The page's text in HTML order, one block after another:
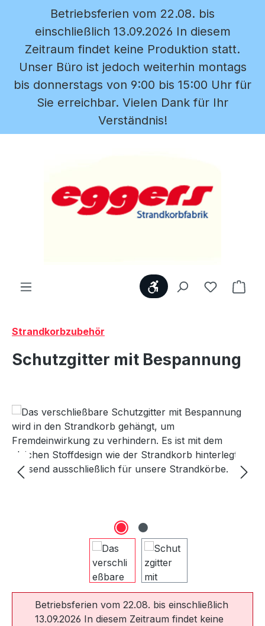
Zum Hauptinhalt springen
Betriebsferien vom 22.08. bis
einschließlich 13.09.2026 In diesem
Zeitraum findet keine Produktion statt.
Unser Büro ist jedoch weiterhin montags
bis donnerstags von 9:00 bis 15:00 Uhr für
Sie erreichbar. Vielen Dank für Ihr
Verständnis!
WerkzeugleisteDu hast 0
Strandkorbzubehör
Schutzgitter mit Bespannung
Bildergalerie überspringen
Betriebsferien vom 22.08. bis einschließlich
13.09.2026 In diesem Zeitraum findet keine